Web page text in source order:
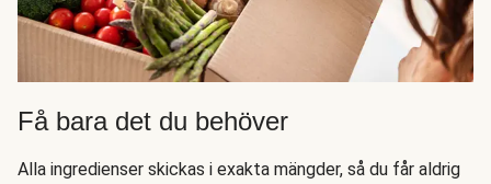
Få bara det du behöver
Alla ingredienser skickas i exakta mängder, så du får aldrig